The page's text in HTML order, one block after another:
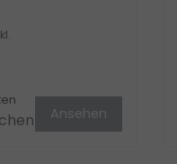
Ansehen